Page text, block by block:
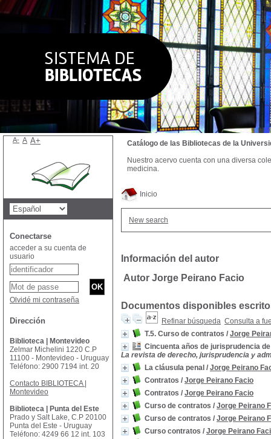
Inicio
New search
Información del autor
Autor Jorge Peirano Facio
Documentos disponibles
Refinar búsqueda Consulta a
T.5. Curso de contratos / Jorge
Cincuenta años de jurisprudencia
La revista de derecho, jurisprudencia y
La cláusula penal / Jorge Peirano
Contratos / Jorge Peirano Facio
Contratos / Jorge Peirano Facio
Curso de contratos / Jorge Peirano
Curso de contratos / Jorge Peirano
Curso contratos / Jorge Peirano
Catálogo de las Bibliotecas de la
Nuestro acervo cuenta con una diversa
medicina.
A- A A+
Conectarse
acceder a su cuenta de
usuario
Olvidé mi contraseña
Dirección
Biblioteca | Montevideo
Zelmar Michelini 1220 C.P
11100 - Montevideo - Uruguay
Teléfono: 2900 7194 int. 20
Contacto BIBLIOTECA |
Montevideo
Biblioteca | Punta del Este
Prado y Salt Lake, C.P 20100
Punta del Este - Uruguay
Teléfono: 4249 66 12 int. 103